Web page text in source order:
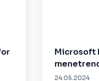
Microsoft
24.05.2024